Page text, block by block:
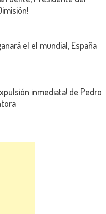
el el mundial, España
inmediata! de Pedro